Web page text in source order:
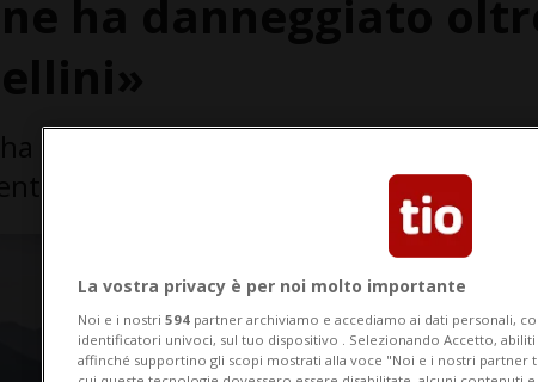
il direttore per fare il punto della
La vostra privacy è per noi molto importante
Noi e i nostri 594 partner archiviamo e accediamo ai dati personali,
identificatori univoci, sul tuo dispositivo . Selezionando Accetto,
affinché supportino gli scopi mostrati alla voce "Noi e i nostri partner